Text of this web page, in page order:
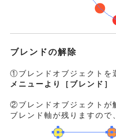
ブレンドの解除
①ブレンドオブジェクトを
メニューより［ブレンド］
②ブレンドオブジェクトが
ブレンド軸が残りますので